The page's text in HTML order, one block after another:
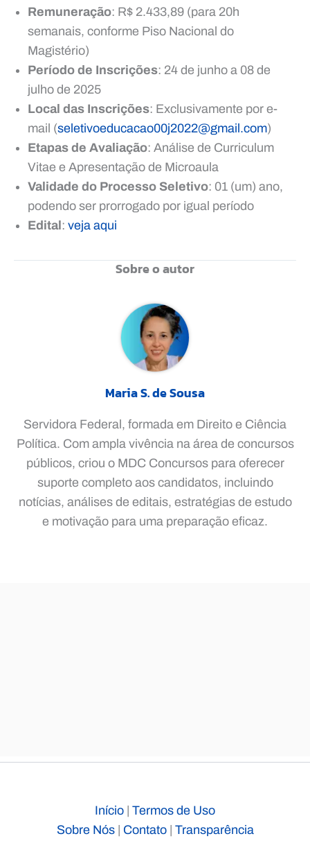
Remuneração: R$ 2.433,89 (para 20h
semanais, conforme Piso Nacional do
Magistério)
Período de Inscrições: 24 de junho a 08 de
julho de 2025
Local das Inscrições: Exclusivamente por e-
mail (seletivoeducacao00j2022@gmail.com)
Etapas de Avaliação: Análise de Curriculum
Vitae e Apresentação de Microaula
Validade do Processo Seletivo: 01 (um) ano,
podendo ser prorrogado por igual período
Edital: veja aqui
Sobre o autor
Maria S. de Sousa
Servidora Federal, formada em Direito e Ciência
Política. Com ampla vivência na área de concursos
públicos, criou o MDC Concursos para oferecer
suporte completo aos candidatos, incluindo
notícias, análises de editais, estratégias de estudo
e motivação para uma preparação eficaz.
Início | Termos de Uso
Sobre Nós| Contato| Transparência